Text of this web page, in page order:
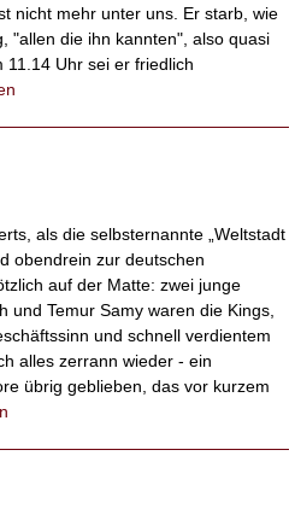
nicht mehr unter uns. Er starb, wie
"allen die ihn kannten", also quasi
Uhr sei er friedlich
als die selbsternannte „Weltstadt
obendrein zur deutschen
auf der Matte: zwei junge
und Temur Samy waren die Kings,
und schnell verdientem
alles zerrann wieder - ein
übrig geblieben, das vor kurzem